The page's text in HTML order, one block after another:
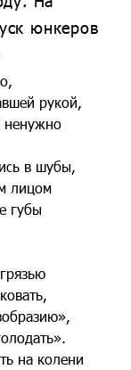
юнкеров
рукой,
ненужно
в шубы,
лицом
губы
на колени